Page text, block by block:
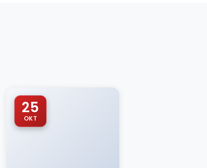
25
OKT